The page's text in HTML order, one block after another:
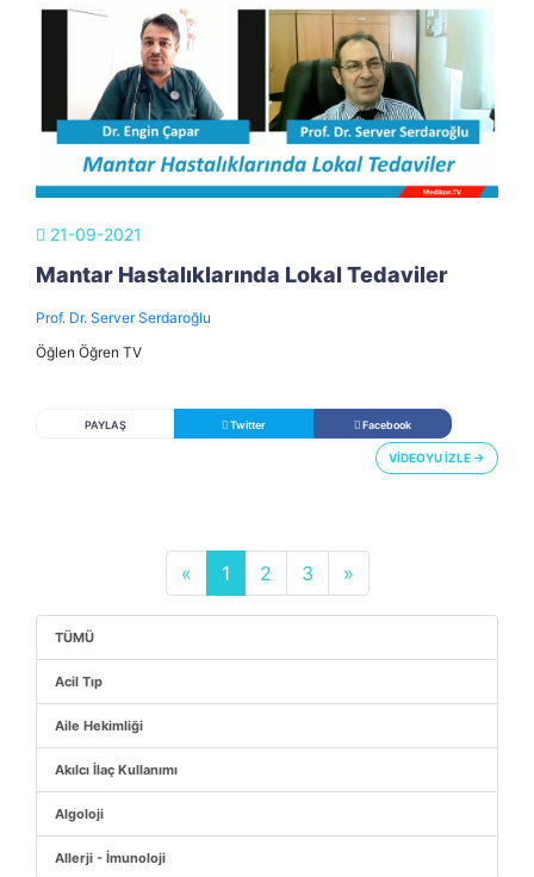
21-09-2021
Mantar Hastalıklarında Lokal Tedaviler
Prof. Dr. Server Serdaroğlu
Öğlen Öğren TV
PAYLAŞ Twitter Facebook
VİDEOYU İZLE →
« 1 2 3 »
TÜMÜ
Acil Tıp
Aile Hekimliği
Akılcı İlaç Kullanımı
Algoloji
Allerji - İmunoloji